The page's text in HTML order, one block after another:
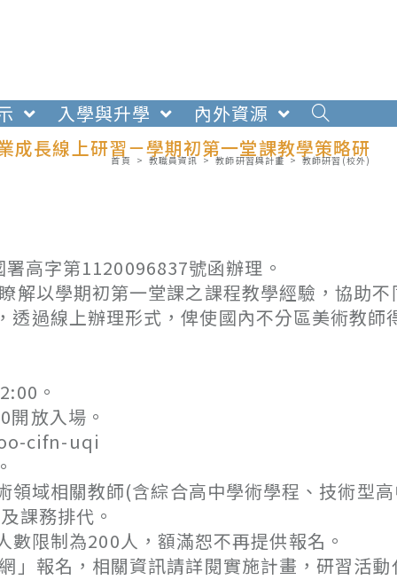
入學與升學
內外資源
成長線上研習－學期初第一堂課教學策略研
首頁 > 教職員資訊 > 教師研習與計畫 > 教師研習(校外)
高字第1120096837號函辦理。
解以學期初第一堂課之課程教學經驗，協助
過線上辦理形式，俾使國內不分區美術教師
。
放入場。
cifn-uqi
相關教師(含綜合高中學術學程、技術型
課務排代。
限制為200人，額滿恕不再提供報名。
」報名，相關資訊請詳閱實施計畫，研習活